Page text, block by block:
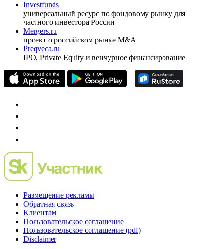
Investfunds
универсальный ресурс по фондовому рынку для
частного инвестора России
Mergers.ru
проект о российском рынке M&A
Preqveca.ru
IPO, Private Equity и венчурное финансирование
Размещение рекламы
Обратная связь
Клиентам
Пользовательское соглашение
Пользовательское соглашение (pdf)
Disclaimer